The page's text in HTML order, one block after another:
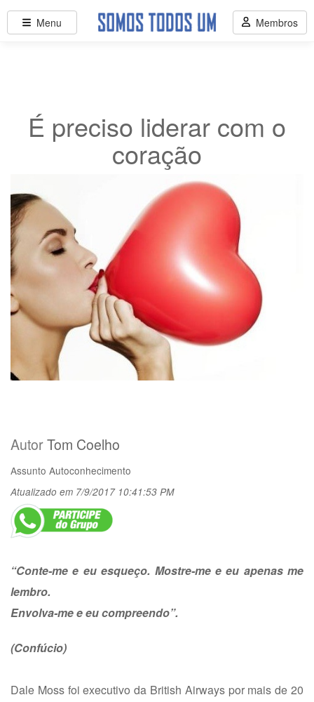
É preciso liderar com o
coração
AutorTom Coelho
Assunto Autoconhecimento
Atualizado em 7/9/2017 10:41:53 PM
“Conte-me e eu esqueço. Mostre-me e eu apenas me
lembro.
Envolva-me e eu compreendo”.
(Confúcio)
Dale Moss foi executivo da British Airways por mais de 20
Menu Membros